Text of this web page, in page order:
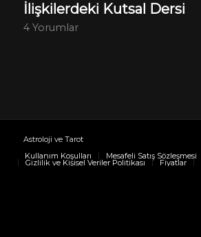
İlişkilerdeki Kutsal Dersi
4 Yorumlar
Astroloji ve Tarot
Kullanım Koşulları
Mesafeli Satış Sözleşmesi
Gizlilik ve Kişisel Veriler Politikası Fiyatlar